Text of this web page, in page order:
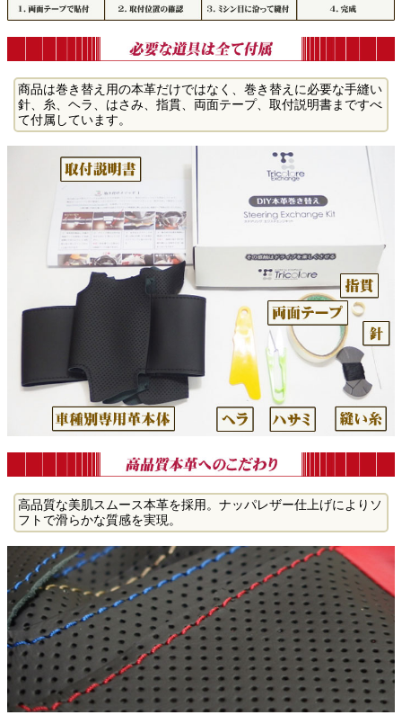
商品は巻き替え用の本革だけではなく、巻き替えに必要な手縫い
針、糸、ヘラ、はさみ、指貫、両面テープ、取付説明書まですべ
て付属しています。
高品質な美肌スムース本革を採用。ナッパレザー仕上げによりソ
フトで滑らかな質感を実現。